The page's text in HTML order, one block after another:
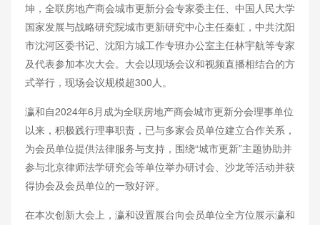
坤，全联房地产商会城市更新分会专家委主任、中国人民大学
国家发展与战略研究院城市更新研究中心主任秦虹，中共沈阳
市沈河区委书记、沈阳方城工作专班办公室主任林宇航等专家
及代表参加本次大会。大会以现场会议和视频直播相结合的方
式举行，现场会议规模超300人。
瀛和自2024年6月成为全联房地产商会城市更新分会理事单位
以来，积极践行理事职责，已与多家会员单位建立合作关系，
为会员单位提供法律服务与支持，围绕“城市更新”主题协助并
参与北京律师法学研究会等单位举办研讨会、沙龙等活动并获
得协会及会员单位的一致好评。
在本次创新大会上，瀛和设置展台向会员单位全方位展示瀛和